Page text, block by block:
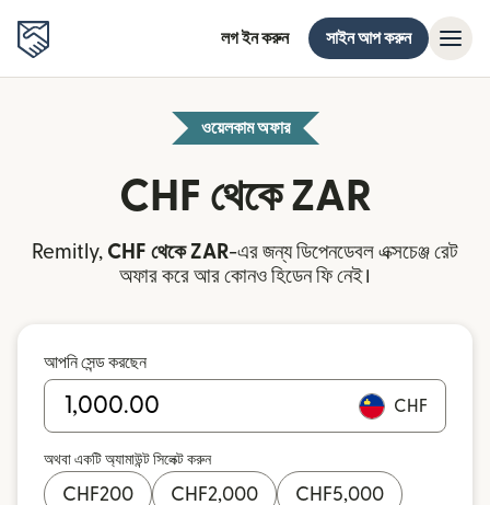
লগ ইন করুন সাইন আপ করুন
ওয়েলকাম অফার
CHF থেকে ZAR
Remitly, CHF থেকে ZAR-এর জন্য ডিপেনডেবল এক্সচেঞ্জ রেট
অফার করে আর কোনও হিডেন ফি নেই।
আপনি সেন্ড করছেন
CHF
অথবা একটি অ্যামাউন্ট সিলেক্ট করুন
CHF200 CHF2,000 CHF5,000